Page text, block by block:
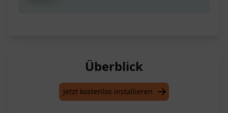
Überblick
Jetzt kostenlos installieren